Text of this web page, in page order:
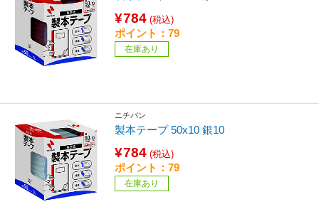
¥784 (税込)
ポイント：79
在庫あり
ニチバン
製本テープ 50x10 銀10
¥784 (税込)
ポイント：79
在庫あり